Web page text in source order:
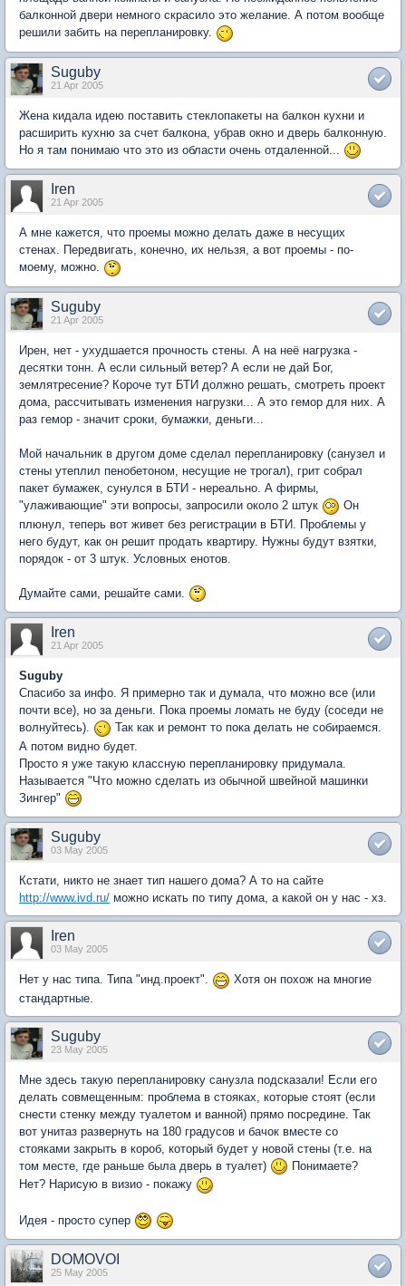
балконной двери немного скрасило это желание. А потом вообще
решили забить на перепланировку.
Suguby
21 Apr 2005
Жена кидала идею поставить стеклопакеты на балкон кухни и
расширить кухню за счет балкона, убрав окно и дверь балконную.
Но я там понимаю что это из области очень отдаленной...
Iren
21 Apr 2005
А мне кажется, что проемы можно делать даже в несущих
стенах. Передвигать, конечно, их нельзя, а вот проемы - по-
моему, можно.
Suguby
21 Apr 2005
Ирен, нет - ухудшается прочность стены. А на неё нагрузка -
десятки тонн. А если сильный ветер? А если не дай Бог,
землятресение? Короче тут БТИ должно решать, смотреть проект
дома, рассчитывать изменения нагрузки... А это гемор для них. А
раз гемор - значит сроки, бумажки, деньги...
Мой начальник в другом доме сделал перепланировку (санузел и
стены утеплил пенобетоном, несущие не трогал), грит собрал
пакет бумажек, сунулся в БТИ - нереально. А фирмы,
"улаживающие" эти вопросы, запросили около 2 штук
Он
плюнул, теперь вот живет без регистрации в БТИ. Проблемы у
него будут, как он решит продать квартиру. Нужны будут взятки,
порядок - от 3 штук. Условных енотов.
Думайте сами, решайте сами.
Iren
21 Apr 2005
Suguby
Спасибо за инфо. Я примерно так и думала, что можно все (или
почти все), но за деньги. Пока проемы ломать не буду (соседи не
волнуйтесь).
Так как и ремонт то пока делать не собираемся.
А потом видно будет.
Просто я уже такую классную перепланировку придумала.
Называется "Что можно сделать из обычной швейной машинки
Зингер"
Suguby
03 May 2005
Кстати, никто не знает тип нашего дома? А то на сайте
http://www.ivd.ru/ можно искать по типу дома, а какой он у нас - хз.
Iren
03 May 2005
Нет у нас типа. Типа "инд.проект".
Хотя он похож на многие
стандартные.
Suguby
23 May 2005
Мне здесь такую перепланировку санузла подсказали! Если его
делать совмещенным: проблема в стояках, которые стоят (если
снести стенку между туалетом и ванной) прямо посредине. Так
вот унитаз развернуть на 180 градусов и бачок вместе со
стояками закрыть в короб, который будет у новой стены (т.е. на
том месте, где раньше была дверь в туалет)
Понимаете?
Нет? Нарисую в визио - покажу
Идея - просто супер
DOMOVOI
25 May 2005